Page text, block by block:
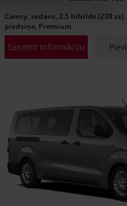
Camry, sedans, 2.5 hibrīds (230
piedziņa, Premium
Saņemt informāciju